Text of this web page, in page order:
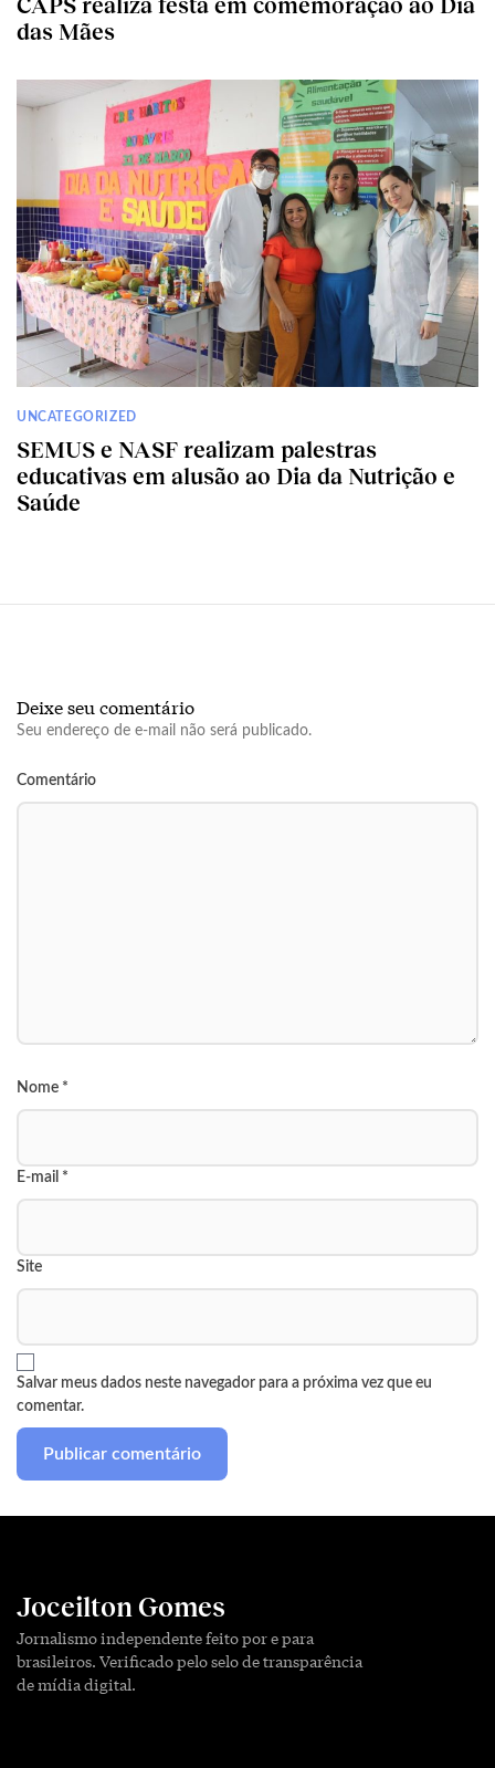
das Mães
UNCATEGORIZED
SEMUS e NASF realizam palestras
educativas em alusão ao Dia da Nutrição e
Saúde
Deixe seu comentário
Seu endereço de e-mail não será publicado.
Comentário
Nome *
E-mail *
Site
Salvar meus dados neste navegador para a próxima vez que eu
comentar.
Joceilton Gomes
Jornalismo independente feito por e para
brasileiros. Verificado pelo selo de transparência
de mídia digital.